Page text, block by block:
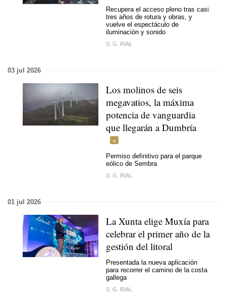
Recupera el acceso pleno tras casi
tres años de rotura y obras, y
vuelve el espectáculo de
iluminación y sonido
S. G. RIAL
03 jul 2026
Los molinos de seis
megavatios, la máxima
potencia de vanguardia
que llegarán a Dumbría
Permiso definitivo para el parque
eólico de Sembra
S. G. RIAL
01 jul 2026
La Xunta elige Muxía para
celebrar el primer año de la
gestión del litoral
Presentada la nueva aplicación
para recorrer el camino de la costa
gallega
S. G. RIAL